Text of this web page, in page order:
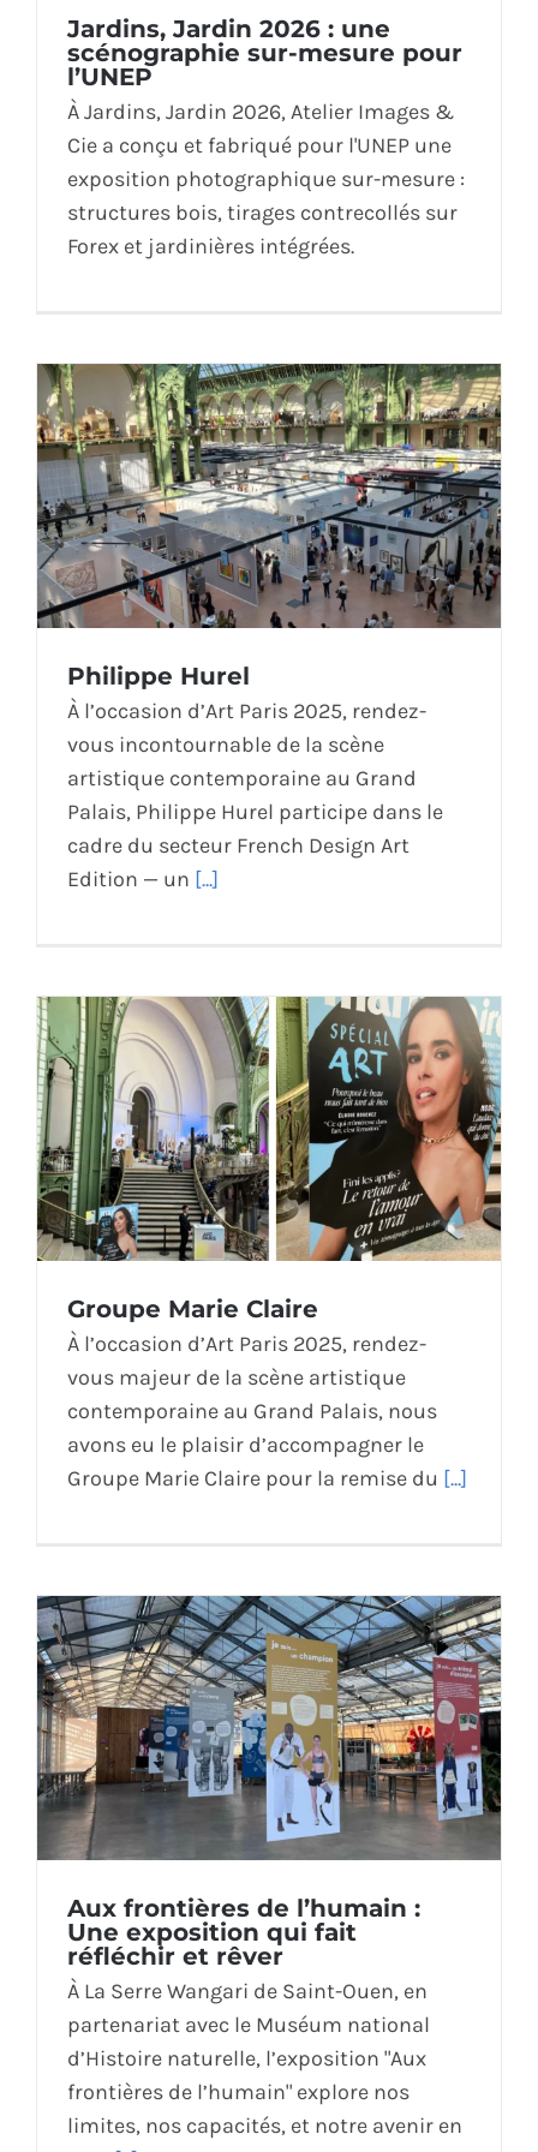
ÉCO-RESPONSABLE
CONTACT
Jardins, Jardin 2026 : une
scénographie sur-mesure pour
l’UNEP
À Jardins, Jardin 2026, Atelier Images &
Cie a conçu et fabriqué pour l'UNEP une
exposition photographique sur-mesure :
structures bois, tirages contrecollés sur
Forex et jardinières intégrées.
Philippe Hurel
À l’occasion d’Art Paris 2025, rendez-
vous incontournable de la scène
artistique contemporaine au Grand
Palais, Philippe Hurel participe dans le
cadre du secteur French Design Art
Edition — un [...]
Groupe Marie Claire
À l’occasion d’Art Paris 2025, rendez-
vous majeur de la scène artistique
contemporaine au Grand Palais, nous
avons eu le plaisir d’accompagner le
Groupe Marie Claire pour la remise du [...]
Aux frontières de l’humain :
Une exposition qui fait
réfléchir et rêver
À La Serre Wangari de Saint-Ouen, en
partenariat avec le Muséum national
d’Histoire naturelle, l’exposition "Aux
frontières de l’humain" explore nos
limites, nos capacités, et notre avenir en